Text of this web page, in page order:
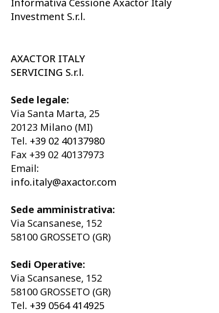
Informativa Cessione Axactor Italy
Investment S.r.l.
AXACTOR ITALY
SERVICING S.r.l.
Sede legale:
Via Santa Marta, 25
20123 Milano (MI)
Tel. +39 02 40137980
Fax +39 02 40137973
Email:
info.italy@axactor.com
Sede amministrativa:
Via Scansanese, 152
58100 GROSSETO (GR)
Sedi Operative:
Via Scansanese, 152
58100 GROSSETO (GR)
Tel. +39 0564 414925